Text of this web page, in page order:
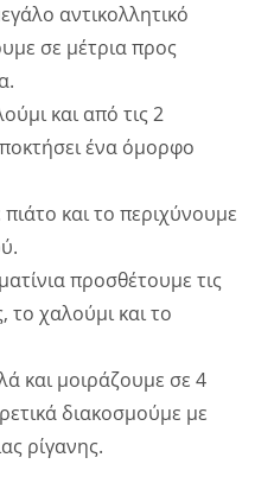
αντικολλητικό
σε μέτρια προς
και από τις 2
ένα όμορφο
και το περιχύνουμε
προσθέτουμε τις
το χαλούμι και το
και μοιράζουμε σε 4
διακοσμούμε με
ρίγανης.